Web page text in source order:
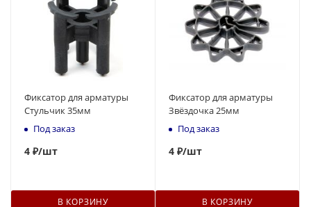
Фиксатор для арматуры
Стульчик 35мм
Под заказ
4 ₽/шт
В КОРЗИНУ
Фиксатор для арматуры
Звёздочка 25мм
Под заказ
4 ₽/шт
В КОРЗИНУ